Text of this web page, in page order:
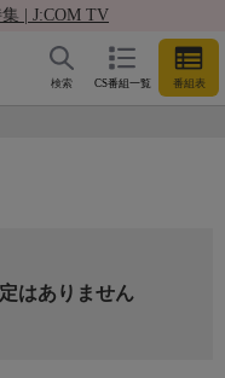
| J:COM TV
CS番組一覧 番組表
検索
はありません